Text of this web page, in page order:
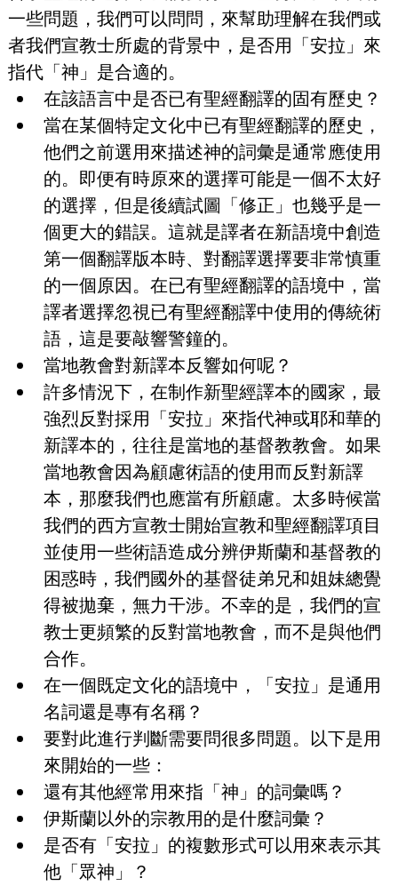
一些問題，我們可以問問，來幫助理解在我們或
者我們宣教士所處的背景中，是否用「安拉」來
指代「神」是合適的。
在該語言中是否已有聖經翻譯的固有歷史？
當在某個特定文化中已有聖經翻譯的歷史，
他們之前選用來描述神的詞彙是通常應使用
的。即便有時原來的選擇可能是一個不太好
的選擇，但是後續試圖「修正」也幾乎是一
個更大的錯誤。這就是譯者在新語境中創造
第一個翻譯版本時、對翻譯選擇要非常慎重
的一個原因。在已有聖經翻譯的語境中，當
譯者選擇忽視已有聖經翻譯中使用的傳統術
語，這是要敲響警鐘的。
當地教會對新譯本反響如何呢？
許多情況下，在制作新聖經譯本的國家，最
強烈反對採用「安拉」來指代神或耶和華的
新譯本的，往往是當地的基督教教會。如果
當地教會因為顧慮術語的使用而反對新譯
本，那麼我們也應當有所顧慮。太多時候當
我們的西方宣教士開始宣教和聖經翻譯項目
並使用一些術語造成分辨伊斯蘭和基督教的
困惑時，我們國外的基督徒弟兄和姐妹總覺
得被拋棄，無力干涉。不幸的是，我們的宣
教士更頻繁的反對當地教會，而不是與他們
合作。
在一個既定文化的語境中，「安拉」是通用
名詞還是專有名稱？
要對此進行判斷需要問很多問題。以下是用
來開始的一些：
還有其他經常用來指「神」的詞彙嗎？
伊斯蘭以外的宗教用的是什麼詞彙？
是否有「安拉」的複數形式可以用來表示其
他「眾神」？